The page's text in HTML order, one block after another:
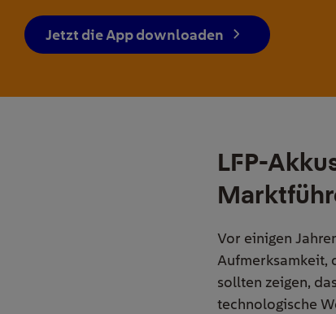
Jetzt die App downloaden
LFP-
Vor einigen
Aufmerksamkeit,
sollten zeigen,
technologische